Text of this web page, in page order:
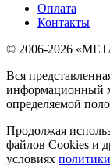
Оплата
Контакты
© 2006-2026
Вся
информационный
определяемой
Продолжая
файлов Cookies и
условиях